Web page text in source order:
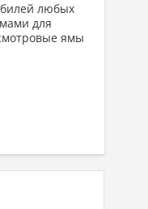
любых
для
ямы